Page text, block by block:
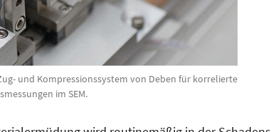
und Kompressionssystem von Deben für korrelierte
im SEM.